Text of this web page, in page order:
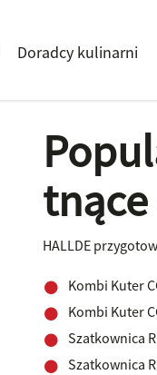
Doradcy kulinarni
tnące
HALLDE
Kombi Kuter
Kombi Kuter
Szatkownica
Szatkownica